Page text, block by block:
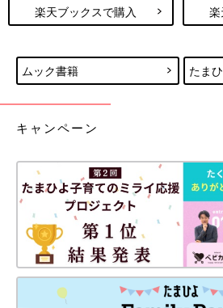
楽天ブックスで購入 楽
ムック書籍 たま
キャンペーン